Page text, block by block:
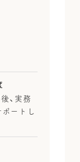
、実務
ートし